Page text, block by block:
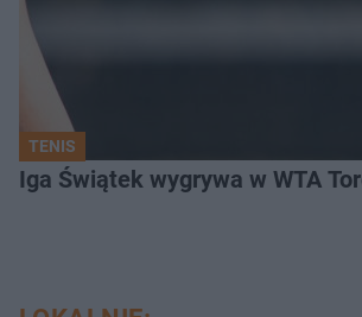
TENIS
Iga Świątek wygrywa w WTA